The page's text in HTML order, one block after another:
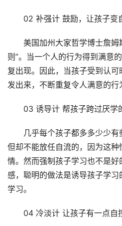
02 补强计 鼓励，让孩子变
美国加州大家哲学博士詹姆
则”。当一个人的行为得到满意
复出现。因此，当孩子受到认
发出来，不断重复令人满意的行
03 诱导计 帮孩子跨过厌学
几乎每个孩子都多多少少有
但却不能放任自流的，因为这
情。然而强制孩子学习也不是
感，聪明的做法是诱导孩子学
学习。
04 冷淡计 让孩子有一点自